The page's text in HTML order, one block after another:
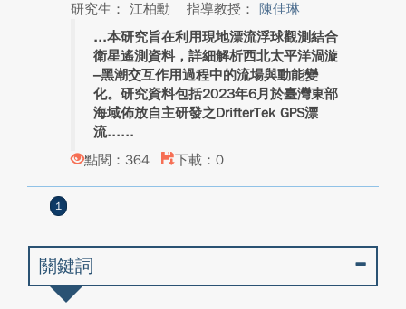
研究生： 江柏勳
指導教授： 陳佳琳
本研究旨在利用現地漂流浮球觀測結合
衛星遙測資料，詳細解析西北太平洋渦漩
–黑潮交互作用過程中的流場與動能變
化。研究資料包括2023年6月於臺灣東部
海域佈放自主研發之DrifterTek GPS漂
流...
點閱：364
下載：0
1
關鍵詞